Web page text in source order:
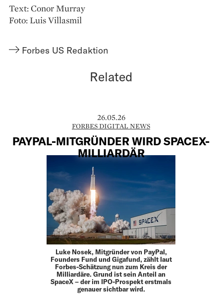
Text: Conor Murray
Foto: Luis Villasmil
Forbes US Redaktion
Related
26.05.26
FORBES DIGITAL NEWS
PAYPAL-MITGRÜNDER WIRD SPACEX-
MILLIARDÄR
Luke Nosek, Mitgründer von PayPal,
Founders Fund und Gigafund, zählt laut
Forbes-Schätzung nun zum Kreis der
Milliardäre. Grund ist sein Anteil an
SpaceX – der im IPO-Prospekt erstmals
genauer sichtbar wird.